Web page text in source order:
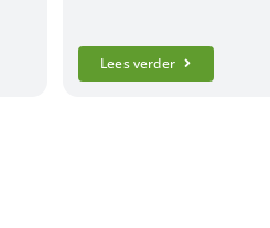
Lees verder